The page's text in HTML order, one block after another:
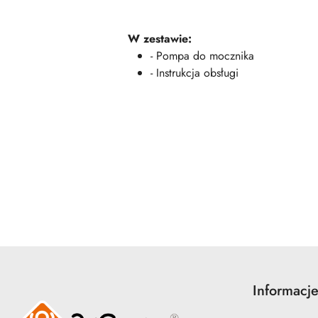
W zestawie:
- Pompa do mocznika
- Instrukcja obsługi
Informacje